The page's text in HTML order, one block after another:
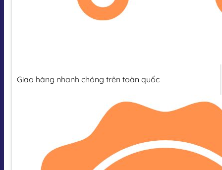
Giao hàng nhanh chóng trên toàn quốc